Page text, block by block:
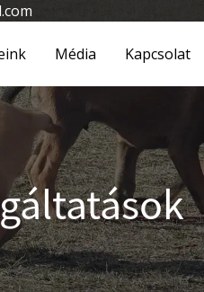
Média Kapcsolat